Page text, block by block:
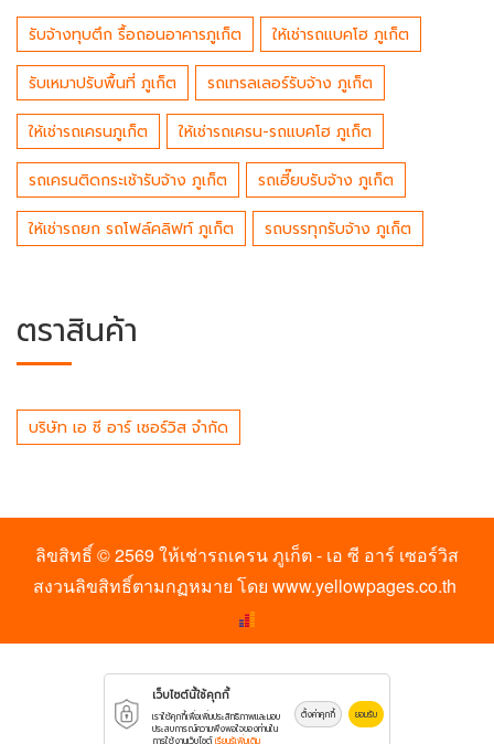
รับจ้างทุบตึก รื้อถอนอาคารภูเก็ต ให้เช่ารถแบคโฮ ภูเก็ต
รับเหมาปรับพื้นที่ ภูเก็ต รถเทรลเลอร์รับจ้าง ภูเก็ต
ให้เช่ารถเครนภูเก็ต ให้เช่ารถเครน-รถแบคโฮ ภูเก็ต
รถเครนติดกระเช้ารับจ้าง ภูเก็ต รถเฮี๊ยบรับจ้าง ภูเก็ต
ให้เช่ารถยก รถโฟล์คลิฟท์ ภูเก็ต รถบรรทุกรับจ้าง ภูเก็ต
ตราสินค้า
บริษัท เอ ซี อาร์ เซอร์วิส จำกัด
ลิขสิทธิ์ © 2569ให้เช่ารถเครน ภูเก็ต - เอ ซี อาร์ เซอร์วิส
สงวนลิขสิทธิ์ตามกฏหมาย โดย www.yellowpages.co.th
เว็บไซต์นี้ใช้คุกกี้
เราใช้คุกกี้เพื่อเพิ่มประสิทธิภาพและมอบ
ประสบการณ์ความพึงพอใจของท่านใน
การใช้งานเว็บไซต์เรียนรู้เพิ่มเติม
ตั้งค่าคุกกี้ ยอมรับ